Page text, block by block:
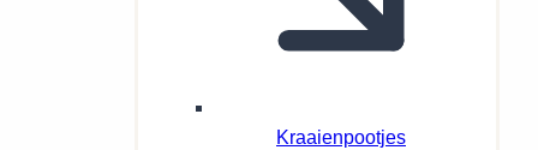
Kraaienpootjes